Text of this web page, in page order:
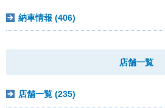
納車情報 (406)
店舗一覧
店舗一覧 (235)